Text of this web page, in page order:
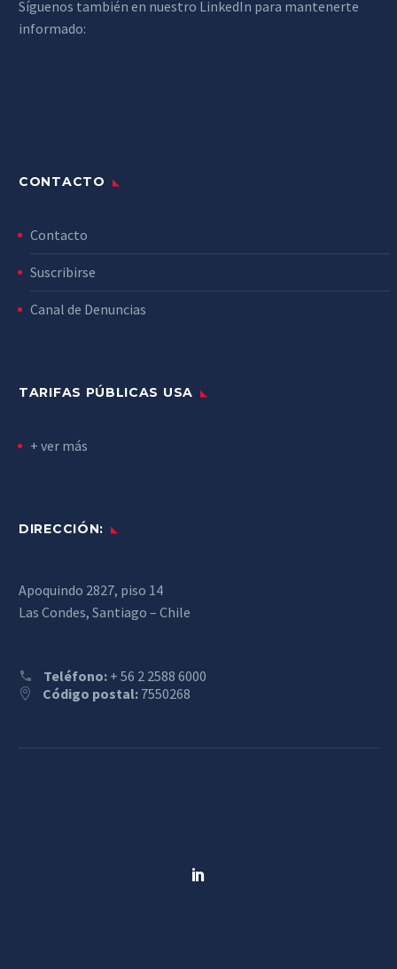
Síguenos también en nuestro LinkedIn para mantenerte
informado:
CONTACTO
Contacto
Suscribirse
Canal de Denuncias
TARIFAS PÚBLICAS USA
+ ver más
DIRECCIÓN:
Apoquindo 2827, piso 14
Las Condes, Santiago – Chile
Teléfono: + 56 2 2588 6000
Código postal: 7550268